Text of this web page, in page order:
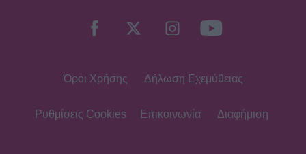
Όροι Χρήσης Δήλωση Εχεμύθειας
Ρυθμίσεις Cookies Επικοινωνία Διαφήμιση